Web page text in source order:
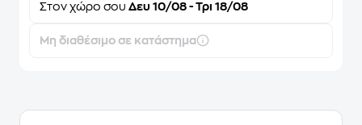
Στον χώρο σου Δευ 10/08 - Τρι 18/08
Μη διαθέσιμο σε κατάστημα